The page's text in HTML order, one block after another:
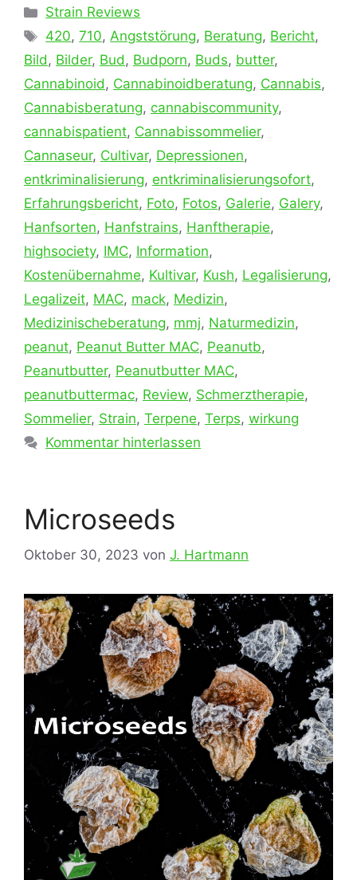
Kategorien
Strain Reviews
Schlagwörter
420,710,Angststörung, Beratung, Bericht,
Bild, Bilder, Bud, Budporn, Buds, butter,
Cannabinoid, Cannabinoidberatung, Cannabis,
Cannabisberatung, cannabiscommunity,
cannabispatient, Cannabissommelier,
Cannaseur, Cultivar, Depressionen,
entkriminalisierung, entkriminalisierungsofort,
Erfahrungsbericht, Foto, Fotos, Galerie, Galery,
Hanfsorten, Hanfstrains, Hanftherapie,
highsociety, IMC, Information,
Kostenübernahme, Kultivar, Kush, Legalisierung,
Legalizeit, MAC, mack, Medizin,
Medizinischeberatung, mmj, Naturmedizin,
peanut, Peanut Butter MAC, Peanutb,
Peanutbutter, Peanutbutter MAC,
peanutbuttermac, Review, Schmerztherapie,
Sommelier, Strain, Terpene, Terps, wirkung
Kommentar hinterlassen
Microseeds
Oktober 30, 2023 von J. Hartmann